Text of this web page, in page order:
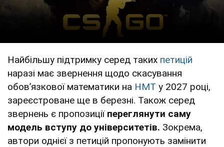
Найбільшу підтримку серед таких петицій
наразі має звернення щодо скасування
обов’язкової математики на НМТ у 2027 році,
зареєстроване ще в березні. Також серед
звернень є пропозиції переглянути саму
модель вступу до університетів. Зокрема,
автори однієї з петицій пропонують замінити